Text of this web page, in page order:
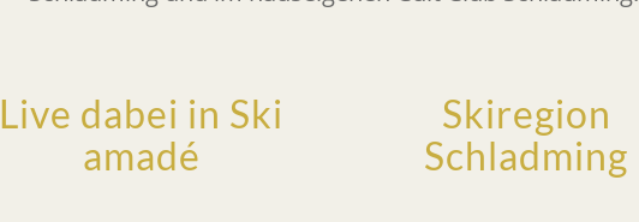
Live dabei in Ski
amadé
Skiregion
Schladming